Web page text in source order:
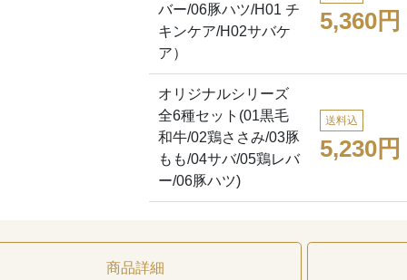
バー/06豚ハツ/H01 チ
キンケア/H02サバケ
ア）
5,360円
オリジナルシリーズ
全6種セット(01黒毛
和牛/02鶏ささみ/03豚
もも/04サバ/05鶏レバ
ー/06豚ハツ)
送料込
5,230円
商品詳細